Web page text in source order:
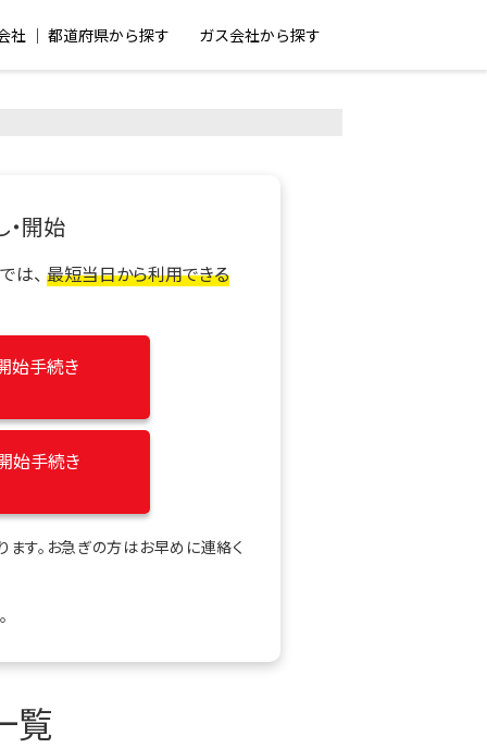
社 │ 都道府県から探す ガス会社から探す
開始
は、最短当日から利用できる
始手続き
始手続き
す。お急ぎの方はお早めに連絡く
覧